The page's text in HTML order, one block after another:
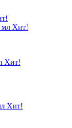
Хит!